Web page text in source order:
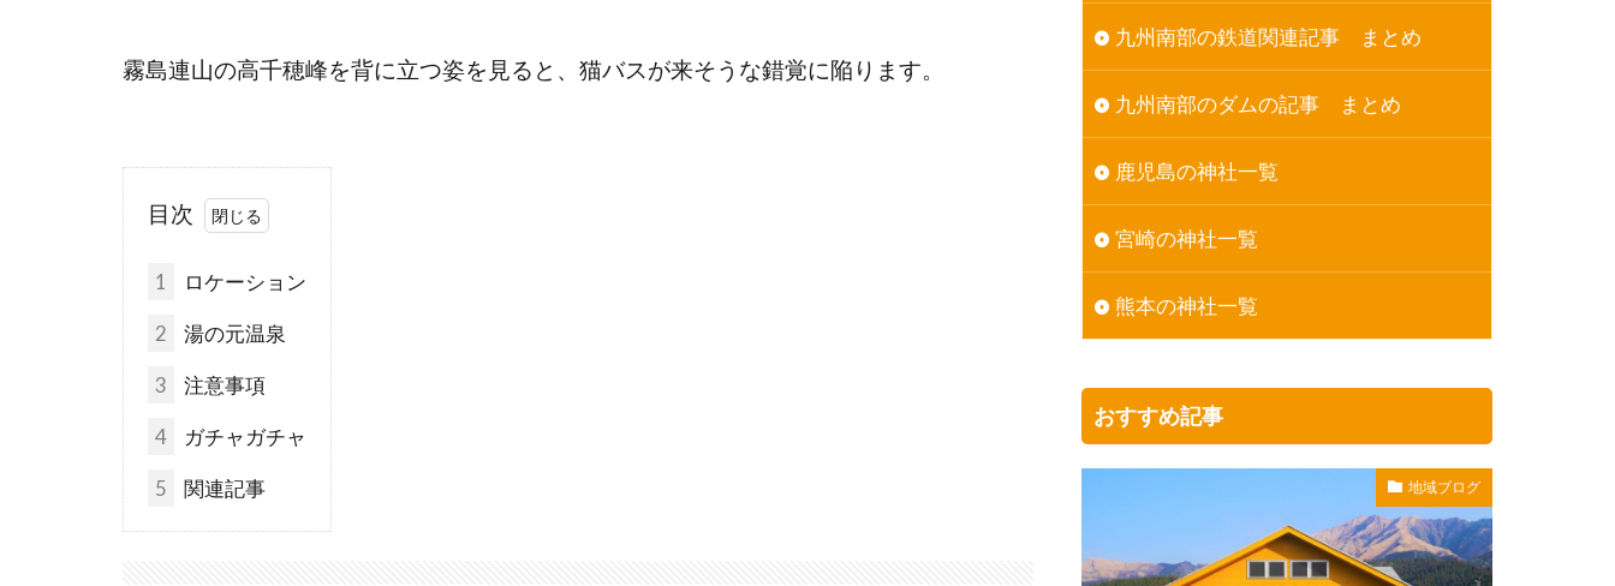
霧島連山の高千穂峰を背に立つ姿を見ると、猫バスが来そうな錯覚に陥ります。
目次
1 ロケーション
2 湯の元温泉
3 注意事項
4 ガチャガチャ
5 関連記事
九州南部の鉄道関連記事 まとめ
九州南部のダムの記事 まとめ
鹿児島の神社一覧
宮崎の神社一覧
熊本の神社一覧
おすすめ記事
地域ブログ